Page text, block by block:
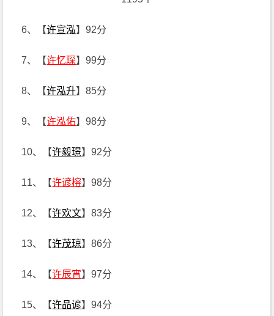
6、【许宣泓】92分
7、【许忆琛】99分
8、【许泓升】85分
9、【许泓佑】98分
10、【许毅璟】92分
11、【许谚榕】98分
12、【许欢文】83分
13、【许茂琼】86分
14、【许辰宵】97分
15、【许品谚】94分